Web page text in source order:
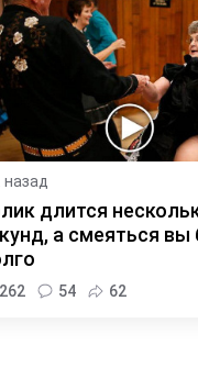
назад
длится
а смеяться вы
262 54 62